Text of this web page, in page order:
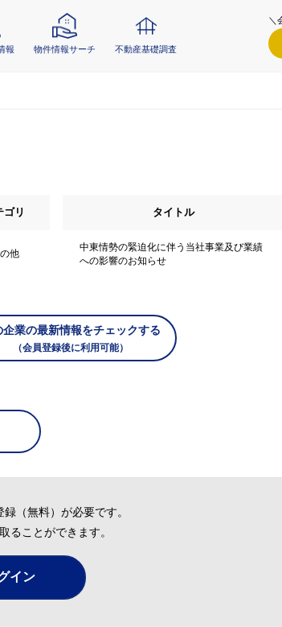
報 物件情報サーチ 不動産基礎調査
＼
ゴリ タイトル
他
中東情勢の緊迫化に伴う当社事業及び業績
への影響のお知らせ
企業の最新情報をチェックする
（会員登録後に利用可能）
（無料）が必要です。
ることができます。
イン